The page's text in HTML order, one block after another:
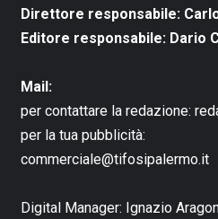
Direttore responsabile:
Editore responsabile: Dario
Mail:
per contattare la redazione:
per la tua pubblicità:
commerciale@tifosipalermo.it
Digital Manager: Ignazio